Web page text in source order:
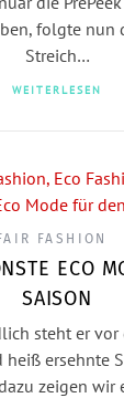
folgte nun
Streich…
WEITERLESEN
FASHION
ECO
SAISON
steht er vor
heiß ersehnte
zeigen wir